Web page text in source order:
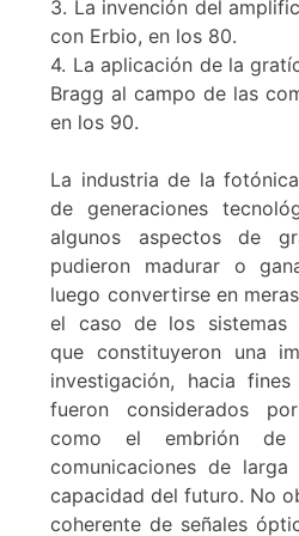
3. La invención del
con Erbio, en los 80.
4. La aplicación de la
Bragg al campo de las
en los 90.
La industria de la
de generaciones
algunos aspectos de
pudieron madurar o
luego convertirse en
el caso de los sistemas
que constituyeron una
investigación, hacia
fueron considerados
como el embrión de
comunicaciones de
capacidad del futuro. No
coherente de señales